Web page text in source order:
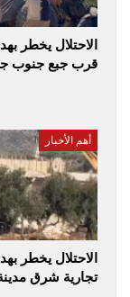
الاحتلال يخطر
قرب جبع جنوب
أهم الأخبار
الاحتلال يخطر
تجارية شرق